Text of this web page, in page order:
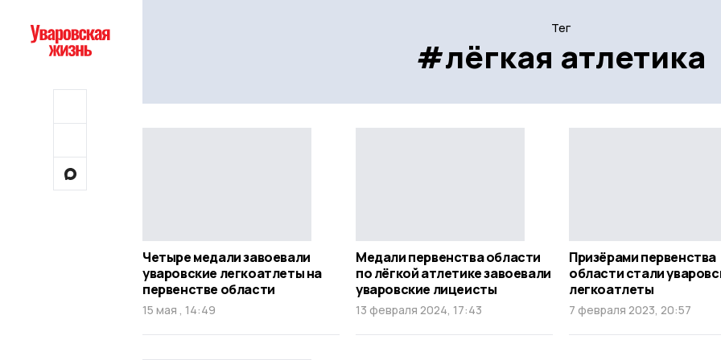
Тег
#лёгкая атлетика
Четыре медали завоевали
уваровские легкоатлеты на
первенстве области
15 мая , 14:49
Медали первенства области
по лёгкой атлетике завоевали
уваровские лицеисты
13 февраля 2024, 17:43
Призёрами первенства
области стали
легкоатлеты
7 февраля 2023, 20:57